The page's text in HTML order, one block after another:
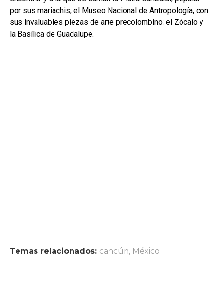
por sus mariachis; el Museo Nacional de Antropología, con
sus invaluables piezas de arte precolombino; el Zócalo y
la Basílica de Guadalupe.
Temas relacionados: cancún, México